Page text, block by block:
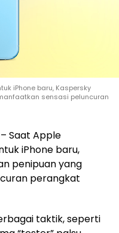
iPhone baru, Kaspersky
sensasi peluncuran
– Saat Apple
iPhone baru,
penipuan yang
perangkat
taktik, seperti